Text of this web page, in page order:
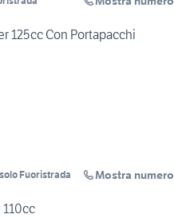
125cc Con Portapacchi
Fuoristrada Mostra numero
110cc